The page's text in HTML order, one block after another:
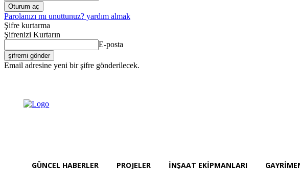
Parolanızı mı unuttunuz? yardım almak
Şifre kurtarma
Şifrenizi Kurtarın
E-posta
Email adresine yeni bir şifre gönderilecek.
GÜNCEL HABERLER PROJELER İNŞAAT EKIPMANLARI